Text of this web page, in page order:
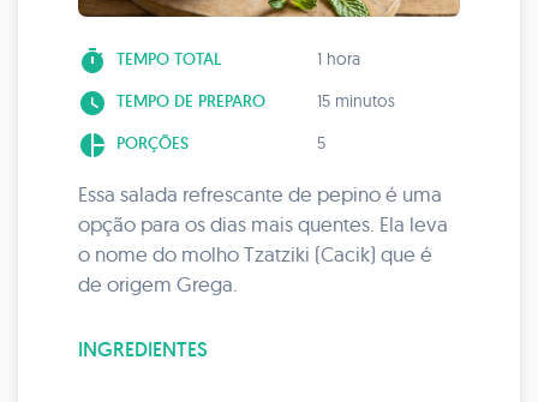
timer TEMPO TOTAL 1 hora
watch_later TEMPO DE PREPARO 15 minutos
pie_chart PORÇÕES 5
Essa salada refrescante de pepino é uma
opção para os dias mais quentes. Ela leva
o nome do molho Tzatziki (Cacik) que é
de origem Grega.
INGREDIENTES